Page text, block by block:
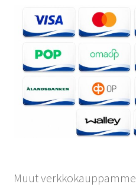
Muut verkkokauppamme